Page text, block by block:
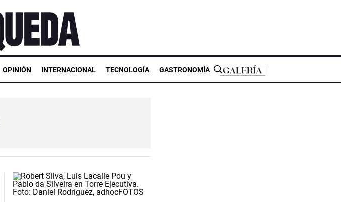
OPINIÓN INTERNACIONAL TECNOLOGÍA GASTRONOMÍA